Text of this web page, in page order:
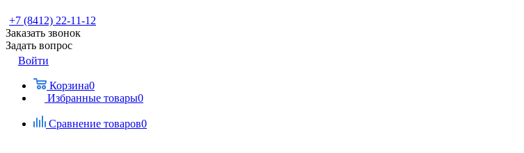
+7 (8412) 22-11-12
Заказать звонок
Задать вопрос
Войти
Корзина0
Избранные товары0
Сравнение товаров0